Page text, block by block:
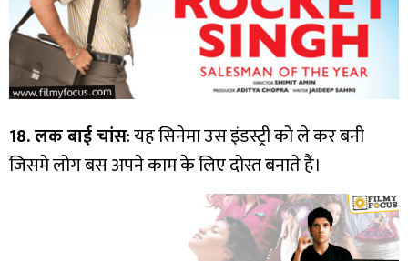
18. लक बाई चांस: यह सिनेमा उस इंडस्ट्री को ले कर बनी
जिसमे लोग बस अपने काम के लिए दोस्त बनाते हैं।